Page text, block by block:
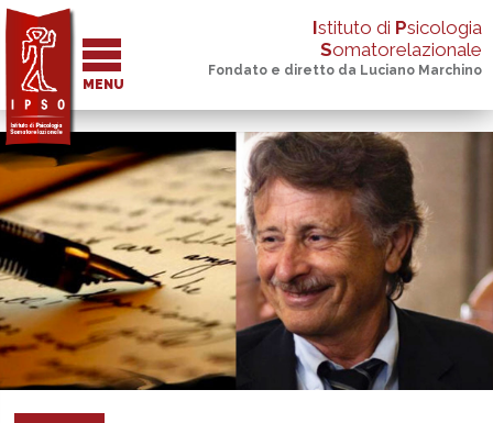
MENU
Istituto di Psicologia
Somatorelazionale
Fondato e diretto da Luciano Marchino